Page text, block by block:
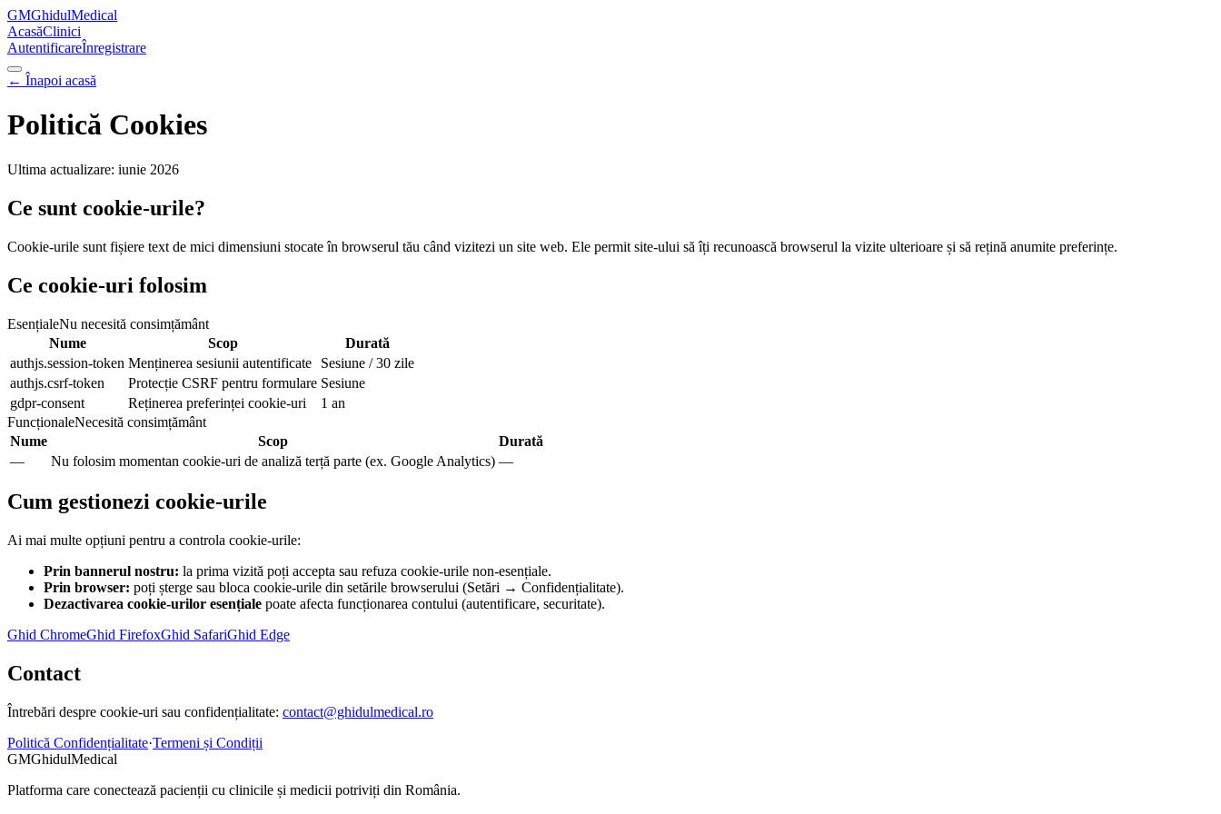
GMGhidulMedical
AcasăClinici
AutentificareÎnregistrare
← Înapoi acasă
Politică Cookies
Ultima actualizare: iunie 2026
Ce sunt cookie-urile?
Cookie-urile sunt fișiere text de mici dimensiuni stocate în browserul tău când vizitezi un site web. Ele permit site-ului să îți recunoască browserul la vizite ulterioare și să rețină anumite preferințe.
Ce cookie-uri folosim
EsențialeNu necesită consimțământ
Nume
Scop
Durată
authjs.session-token Menținerea sesiunii autentificate
Sesiune / 30 zile
authjs.csrf-token
Protecție CSRF pentru formulare Sesiune
gdpr-consent
Reținerea preferinței cookie-uri
1 an
FuncționaleNecesită consimțământ
Nume
Scop
Durată
—
Nu folosim momentan cookie-uri de analiză terță parte (ex. Google Analytics) —
Cum gestionezi cookie-urile
Ai mai multe opțiuni pentru a controla cookie-urile:
Prin bannerul nostru: la prima vizită poți accepta sau refuza cookie-urile non-esențiale.
Prin browser: poți șterge sau bloca cookie-urile din setările browserului (Setări → Confidențialitate).
Dezactivarea cookie-urilor esențiale poate afecta funcționarea contului (autentificare, securitate).
Ghid ChromeGhid FirefoxGhid SafariGhid Edge
Contact
Întrebări despre cookie-uri sau confidențialitate: contact@ghidulmedical.ro
Politică Confidențialitate·Termeni și Condiții
GMGhidulMedical
Platforma care conectează pacienții cu clinicile și medicii potriviți din România.